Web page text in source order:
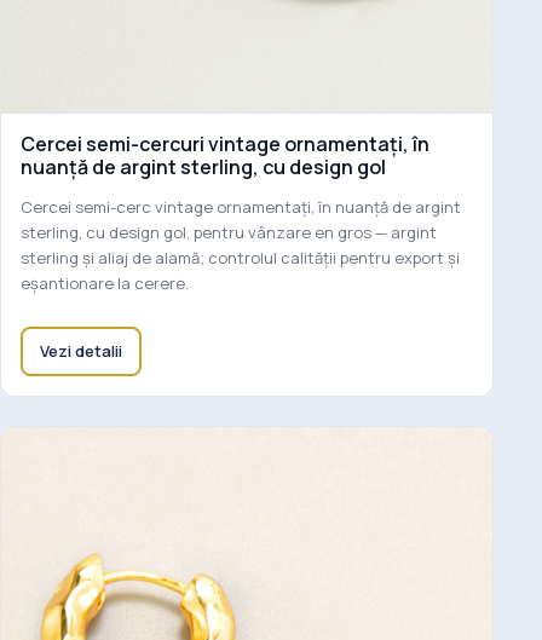
Cercei semi-cercuri vintage ornamentați, în
nuanță de argint sterling, cu design gol
Cercei semi-cerc vintage ornamentați, în nuanță de argint
sterling, cu design gol, pentru vânzare en gros — argint
sterling și aliaj de alamă; controlul calității pentru export și
eșantionare la cerere.
Vezi detalii